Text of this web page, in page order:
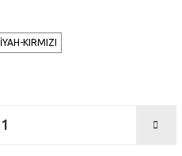
KIRMIZI